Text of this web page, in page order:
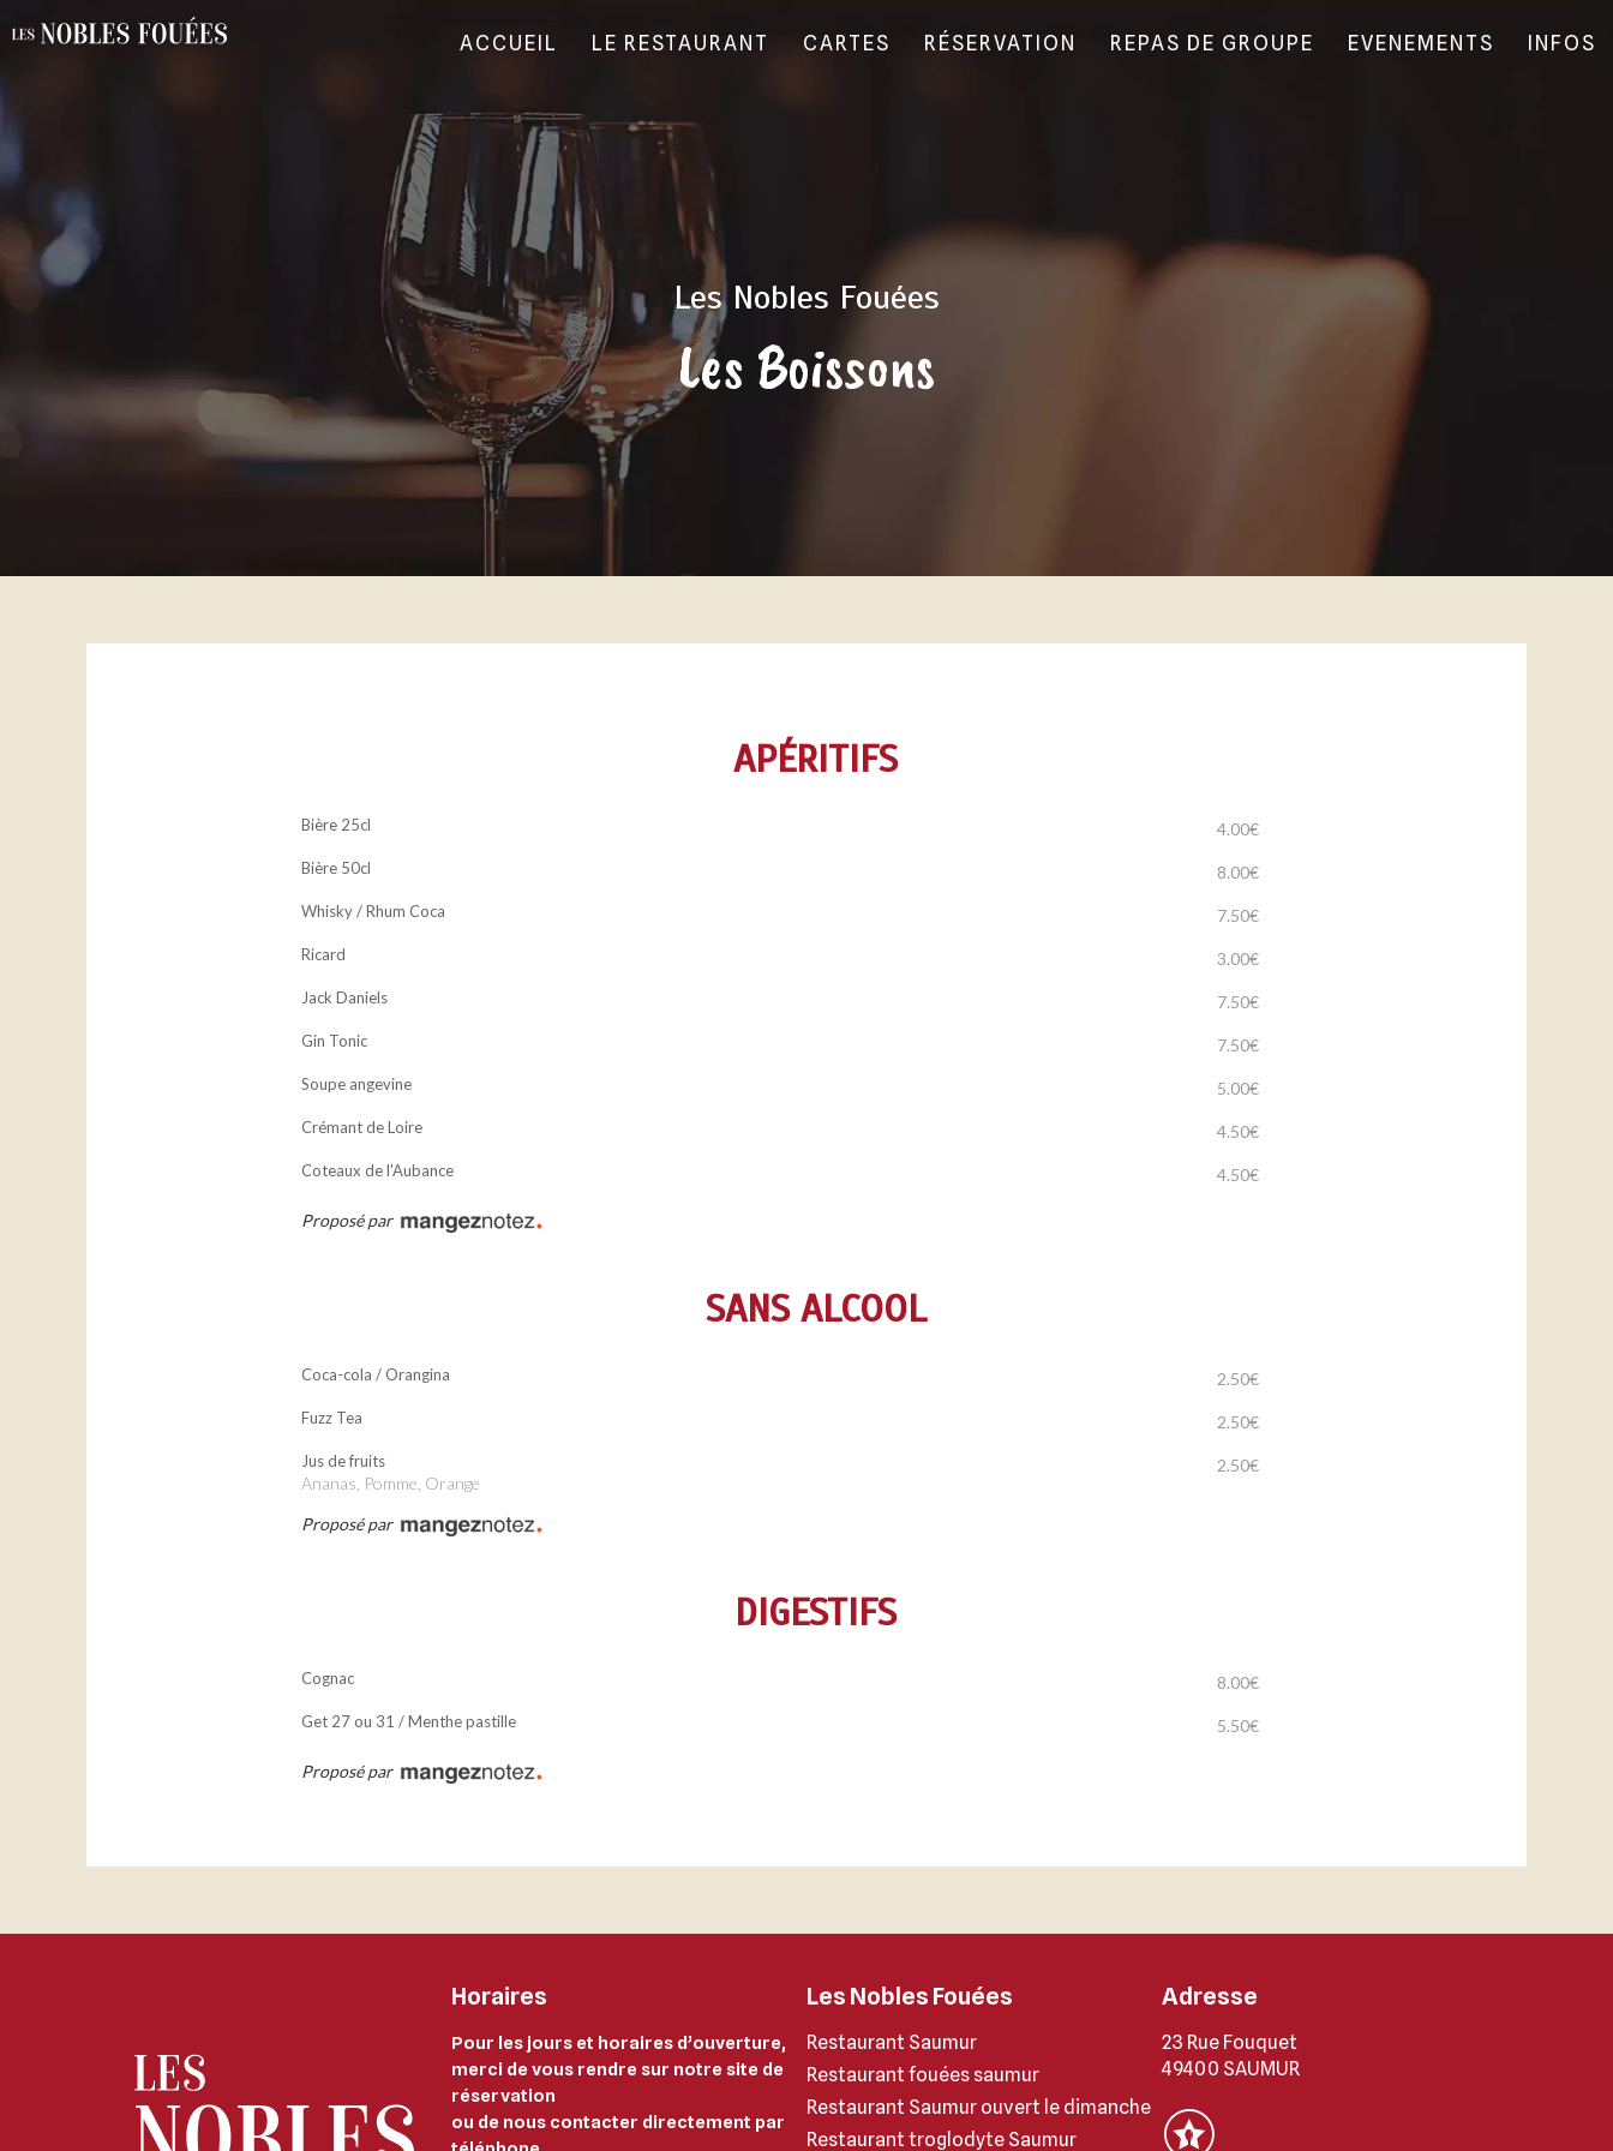
ACCUEIL LE RESTAURANT CARTES RÉSERVATION REPAS DE GROUPE EVENEMENTS INFOS
Les Nobles Fouées
Les Boissons
APÉRITIFS
Bière 25cl 4.00€
Bière 50cl 8.00€
Whisky / Rhum Coca 7.50€
Ricard 3.00€
Jack Daniels 7.50€
Gin Tonic 7.50€
Soupe angevine 5.00€
Crémant de Loire 4.50€
Coteaux de l'Aubance 4.50€
Proposé par
SANS ALCOOL
Coca-cola / Orangina 2.50€
Fuzz Tea 2.50€
Jus de fruits
Ananas, Pomme, Orange
2.50€
Proposé par
DIGESTIFS
Cognac 8.00€
Get 27 ou 31 / Menthe pastille 5.50€
Proposé par
Horaires
Pour les jours et horaires d’ouverture,
merci de vous rendre sur notre site de
réservation
ou de nous contacter directement par
Les Nobles Fouées
Restaurant Saumur
Restaurant fouées saumur
Restaurant Saumur ouvert le dimanche
Restaurant troglodyte Saumur
Adresse
23 Rue Fouquet
49400 SAUMUR